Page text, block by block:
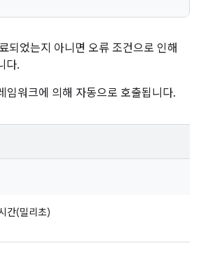
되었는지 아니면 오류 조건으로 인해
다.
워크에 의해 자동으로 호출됩니다.
간(밀리초)